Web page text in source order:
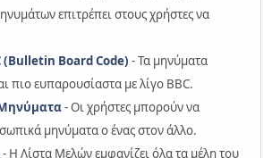
επιτρέπει στους χρήστες να
(Bulletin Board Code) - Τα μηνύματα
πιο ευπαρουσίαστα με λίγο BBC.
- Οι χρήστες μπορούν να
μηνύματα ο ένας στον άλλο.
- Η Λίστα Μελών εμφανίζει όλα τα μέλη του